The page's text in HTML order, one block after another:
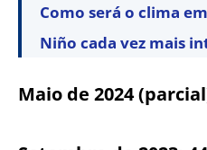
Como será o clima
Niño cada vez mais
Maio de 2024